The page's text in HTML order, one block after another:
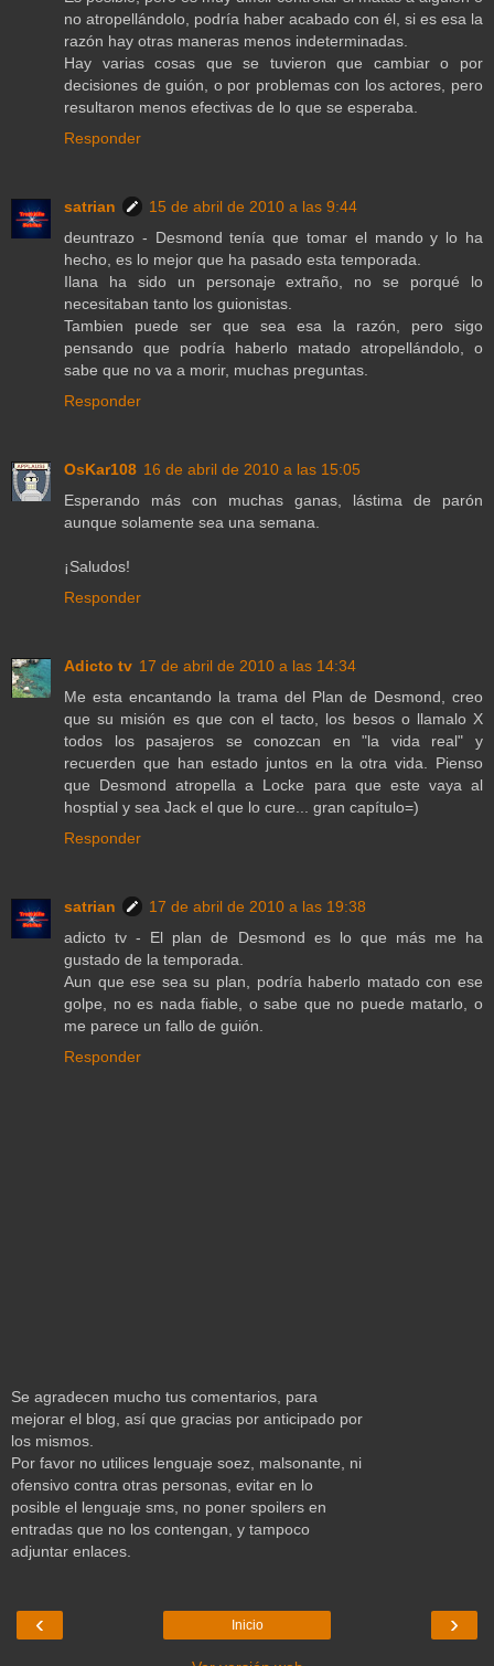
no atropellándolo, podría haber acabado con él, si es esa la
razón hay otras maneras menos indeterminadas.
Hay varias cosas que se tuvieron que cambiar o por
decisiones de guión, o por problemas con los actores, pero
resultaron menos efectivas de lo que se esperaba.
Responder
satrian
15 de abril de 2010 a las 9:44
deuntrazo - Desmond tenía que tomar el mando y lo ha
hecho, es lo mejor que ha pasado esta temporada.
Ilana ha sido un personaje extraño, no se porqué lo
necesitaban tanto los guionistas.
Tambien puede ser que sea esa la razón, pero sigo
pensando que podría haberlo matado atropellándolo, o
sabe que no va a morir, muchas preguntas.
Responder
OsKar108 16 de abril de 2010 a las 15:05
Esperando más con muchas ganas, lástima de parón
aunque solamente sea una semana.
¡Saludos!
Responder
Adicto tv 17 de abril de 2010 a las 14:34
Me esta encantando la trama del Plan de Desmond, creo
que su misión es que con el tacto, los besos o llamalo X
todos los pasajeros se conozcan en "la vida real" y
recuerden que han estado juntos en la otra vida. Pienso
que Desmond atropella a Locke para que este vaya al
hosptial y sea Jack el que lo cure... gran capítulo=)
Responder
satrian
17 de abril de 2010 a las 19:38
adicto tv - El plan de Desmond es lo que más me ha
gustado de la temporada.
Aun que ese sea su plan, podría haberlo matado con ese
golpe, no es nada fiable, o sabe que no puede matarlo, o
me parece un fallo de guión.
Responder
Se agradecen mucho tus comentarios, para
mejorar el blog, así que gracias por anticipado por
los mismos.
Por favor no utilices lenguaje soez, malsonante, ni
ofensivo contra otras personas, evitar en lo
posible el lenguaje sms, no poner spoilers en
entradas que no los contengan, y tampoco
adjuntar enlaces.
‹ ›
Inicio